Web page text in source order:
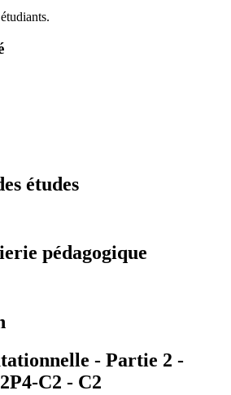
études
pédagogique
- Partie 2 -
C2 - C2